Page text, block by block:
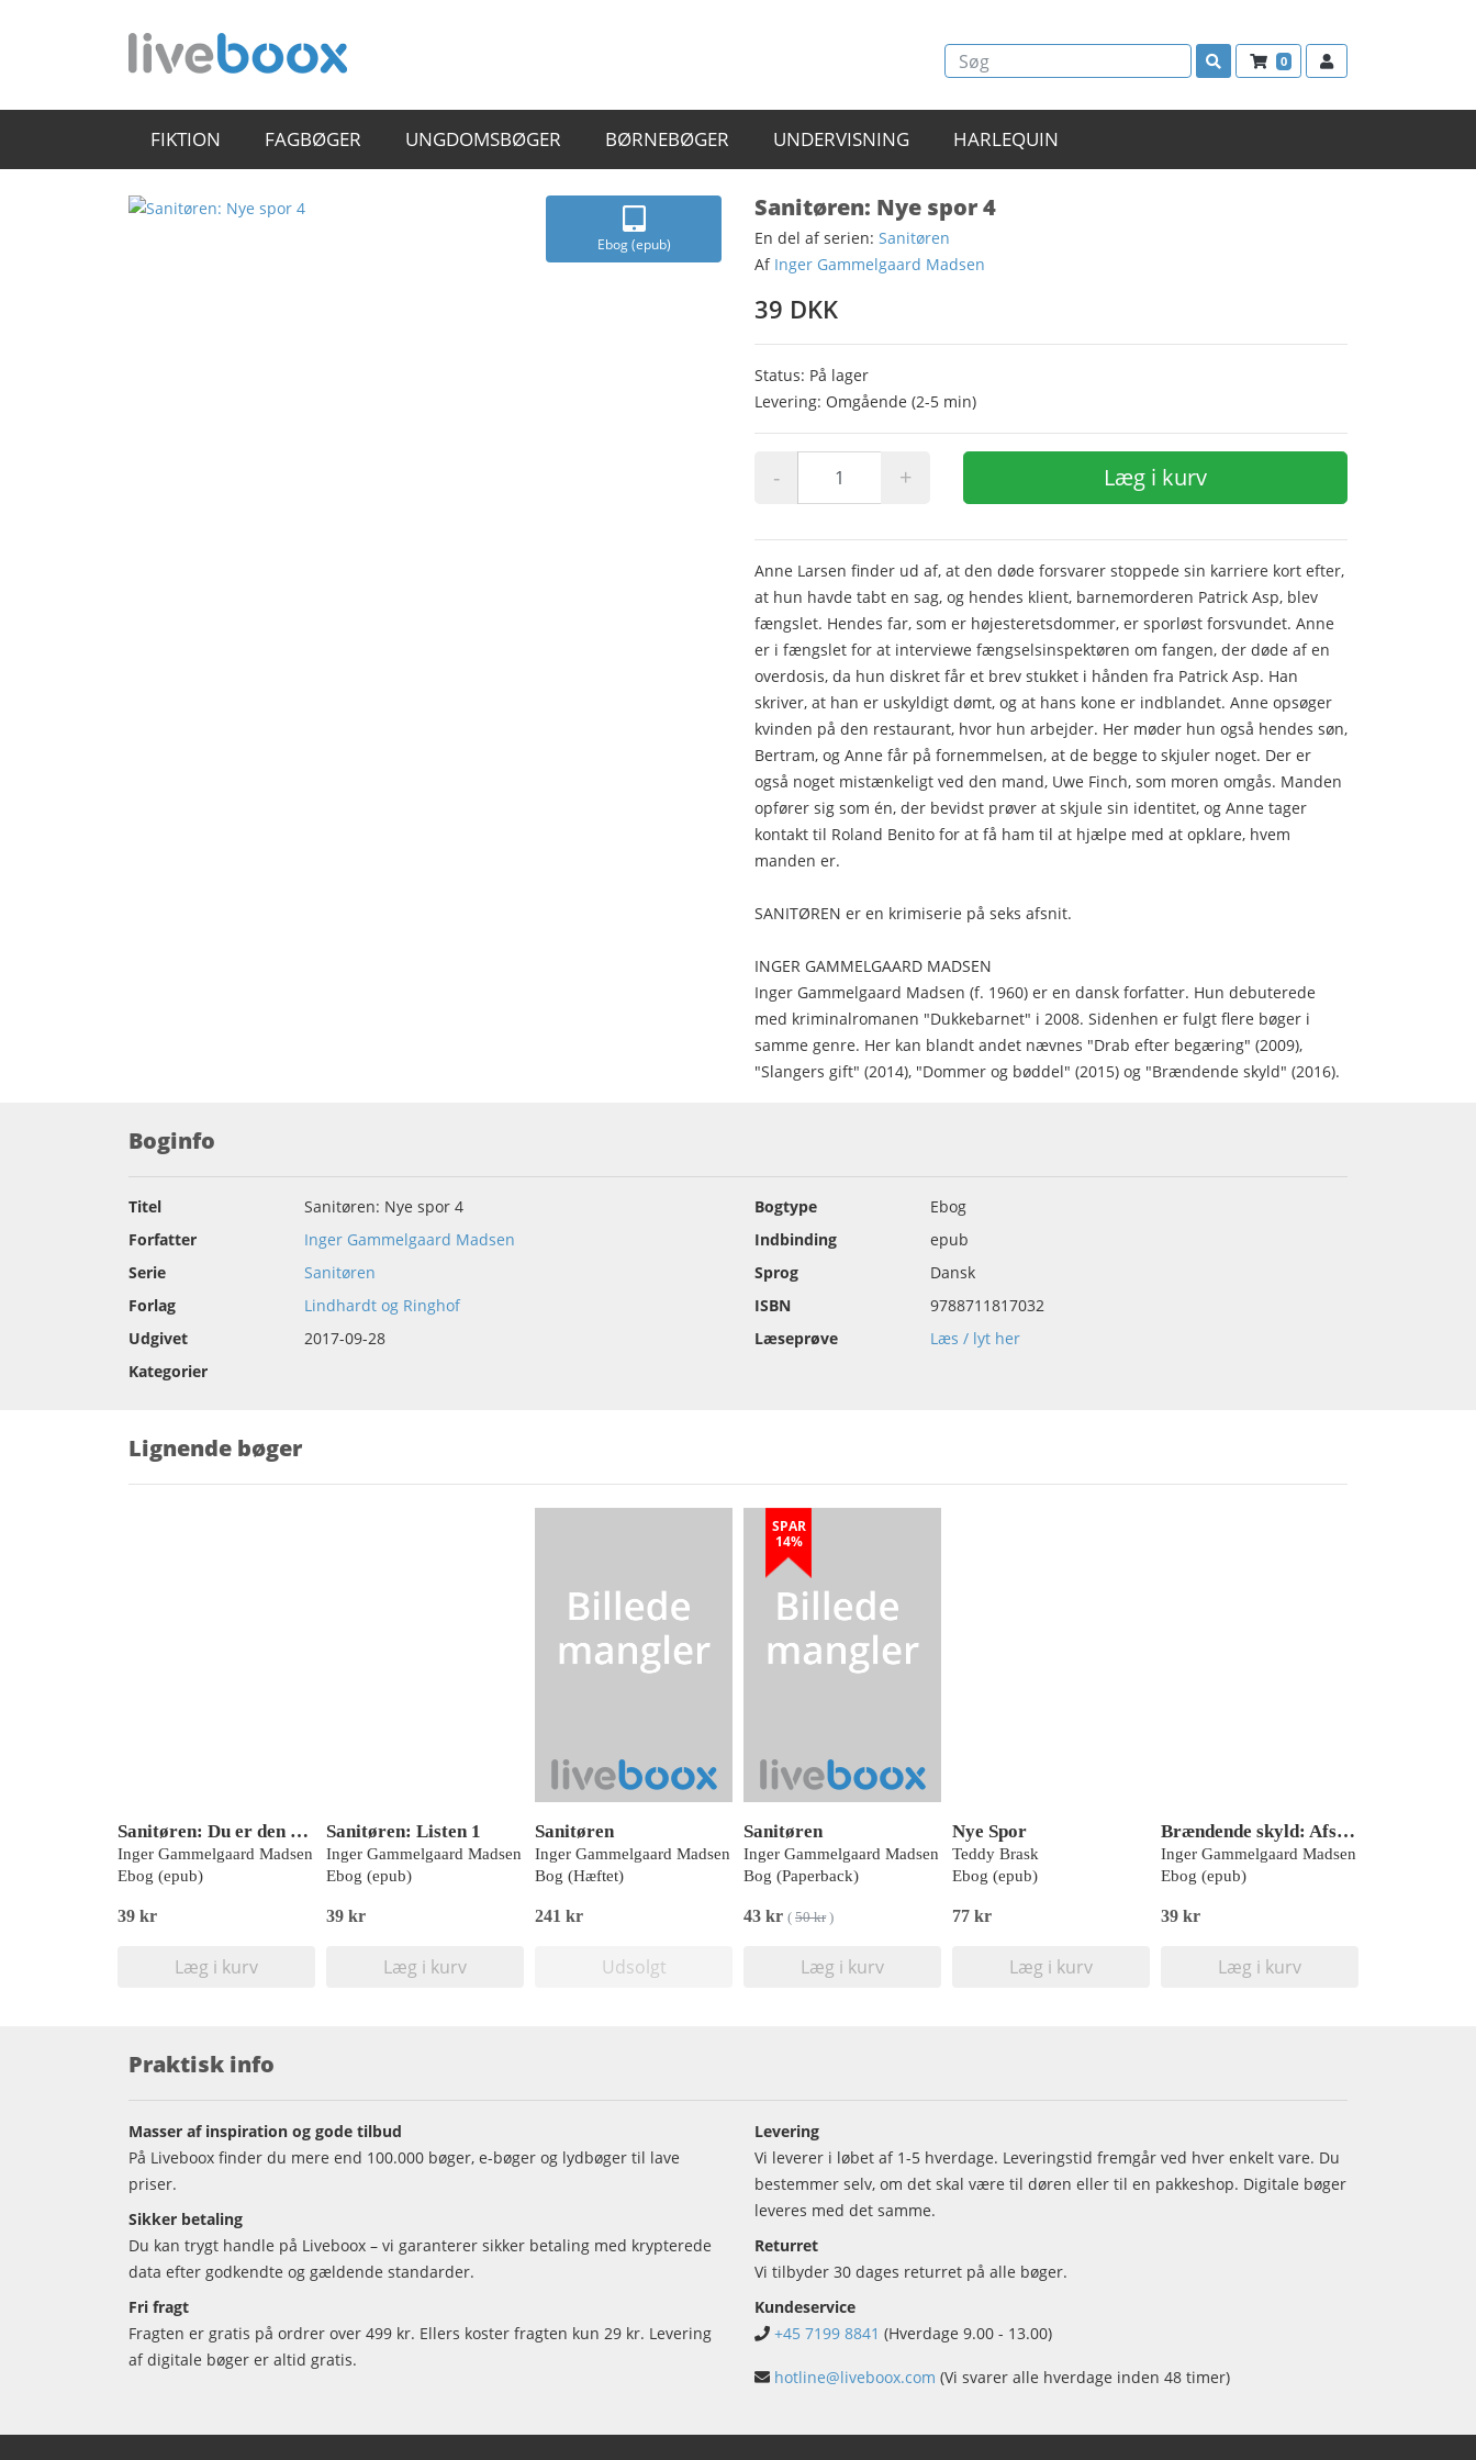
0
FIKTION FAGBØGER UNGDOMSBØGER BØRNEBØGER UNDERVISNING HARLEQUIN
Ebog (epub)
Sanitøren: Nye spor 4
En del af serien: Sanitøren
Af Inger Gammelgaard Madsen
39 DKK
Status: På lager
Levering: Omgående (2-5 min)
- + Læg i kurv
Anne Larsen finder ud af, at den døde forsvarer stoppede sin karriere kort efter,
at hun havde tabt en sag, og hendes klient, barnemorderen Patrick Asp, blev
fængslet. Hendes far, som er højesteretsdommer, er sporløst forsvundet. Anne
er i fængslet for at interviewe fængselsinspektøren om fangen, der døde af en
overdosis, da hun diskret får et brev stukket i hånden fra Patrick Asp. Han
skriver, at han er uskyldigt dømt, og at hans kone er indblandet. Anne opsøger
kvinden på den restaurant, hvor hun arbejder. Her møder hun også hendes søn,
Bertram, og Anne får på fornemmelsen, at de begge to skjuler noget. Der er
også noget mistænkeligt ved den mand, Uwe Finch, som moren omgås. Manden
opfører sig som én, der bevidst prøver at skjule sin identitet, og Anne tager
kontakt til Roland Benito for at få ham til at hjælpe med at opklare, hvem
manden er.
SANITØREN er en krimiserie på seks afsnit.
INGER GAMMELGAARD MADSEN
Inger Gammelgaard Madsen (f. 1960) er en dansk forfatter. Hun debuterede
med kriminalromanen "Dukkebarnet" i 2008. Sidenhen er fulgt flere bøger i
samme genre. Her kan blandt andet nævnes "Drab efter begæring" (2009),
"Slangers gift" (2014), "Dommer og bøddel" (2015) og "Brændende skyld" (2016).
Boginfo
Titel
Sanitøren: Nye spor 4
Forfatter
Inger Gammelgaard Madsen
Serie
Sanitøren
Forlag
Lindhardt og Ringhof
Udgivet
2017-09-28
Kategorier
Bogtype
Ebog
Indbinding
epub
Sprog
Dansk
ISBN
9788711817032
Læseprøve
Læs / lyt her
Lignende bøger
Sanitøren: Du er den næste 5
Inger Gammelgaard Madsen
Ebog (epub)
39 kr
Læg i kurv
Sanitøren: Listen 1
Inger Gammelgaard Madsen
Ebog (epub)
39 kr
Læg i kurv
Sanitøren
Inger Gammelgaard Madsen
Bog (Hæftet)
241 kr
Udsolgt
SPAR
14%
Sanitøren
Inger Gammelgaard Madsen
Bog (Paperback)
43 kr ( 50 kr)
Læg i kurv
Nye Spor
Teddy Brask
Ebog (epub)
77 kr
Læg i kurv
Brændende skyld: Afsnit 4
Inger Gammelgaard Madsen
Ebog (epub)
39 kr
Læg i kurv
Praktisk info
Masser af inspiration og gode tilbud
På Liveboox finder du mere end 100.000 bøger, e-bøger og lydbøger til lave
priser.
Sikker betaling
Du kan trygt handle på Liveboox – vi garanterer sikker betaling med krypterede
data efter godkendte og gældende standarder.
Fri fragt
Fragten er gratis på ordrer over 499 kr. Ellers koster fragten kun 29 kr. Levering
af digitale bøger er altid gratis.
Levering
Vi leverer i løbet af 1-5 hverdage. Leveringstid fremgår ved hver enkelt vare. Du
bestemmer selv, om det skal være til døren eller til en pakkeshop. Digitale bøger
leveres med det samme.
Returret
Vi tilbyder 30 dages returret på alle bøger.
Kundeservice
+45 7199 8841 (Hverdage 9.00 - 13.00)
hotline@liveboox.com (Vi svarer alle hverdage inden 48 timer)